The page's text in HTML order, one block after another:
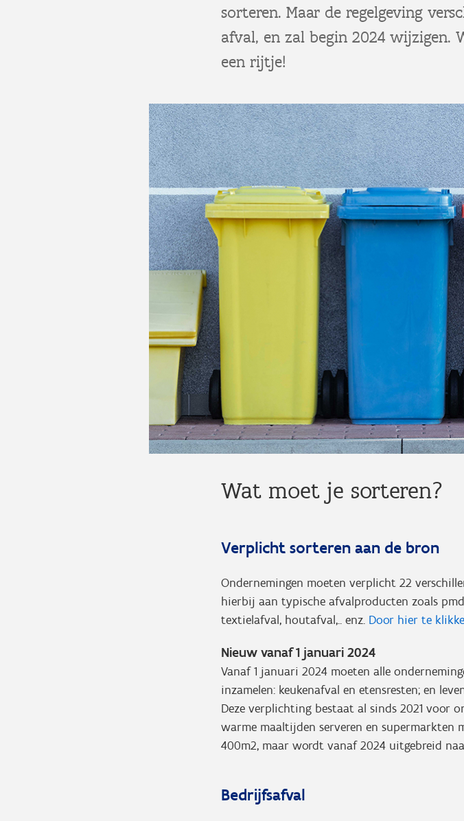
sorteren. Maar de regelgeving
afval, en zal begin 2024 wijzigen.
een rijtje!
Wat moet je sorteren?
Verplicht sorteren aan de bron
Ondernemingen moeten verplicht 22
hierbij aan typische afvalproducten zoals
textielafval, houtafval,.. enz. Door hier te
Nieuw vanaf 1 januari 2024
Vanaf 1 januari 2024 moeten alle
inzamelen: keukenafval en etensresten; en
Deze verplichting bestaat al sinds 2021 voor
warme maaltijden serveren en supermarkten
400m2, maar wordt vanaf 2024 uitgebreid
Bedrijfsafval